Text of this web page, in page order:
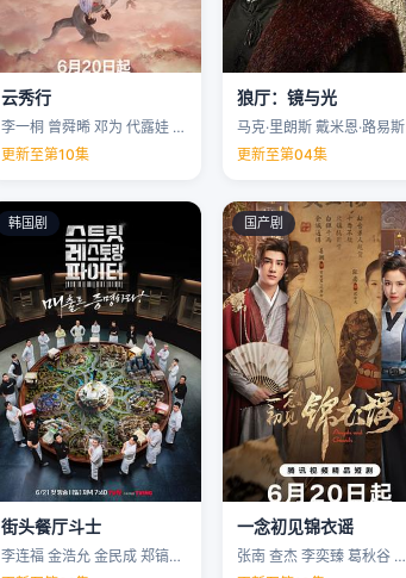
云秀行
李一桐 曾舜晞 邓为 代露娃 …
更新至第10集
狼厅：镜与光
更新至第04集
韩国剧
街头餐厅斗士
李连福 金浩允 金民成 郑镐泳 …
国产剧
一念初见锦衣谣
张南 查杰 李奕臻 葛秋谷 …